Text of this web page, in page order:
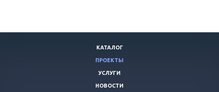
КАТАЛОГ
ПРОЕКТЫ
УСЛУГИ
НОВОСТИ